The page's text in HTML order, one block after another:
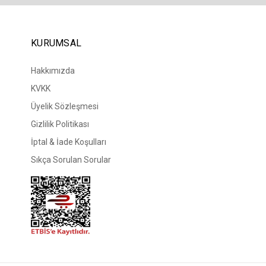
KURUMSAL
Hakkımızda
KVKK
Üyelik Sözleşmesi
Gizlilik Politikası
İptal & İade Koşulları
Sıkça Sorulan Sorular